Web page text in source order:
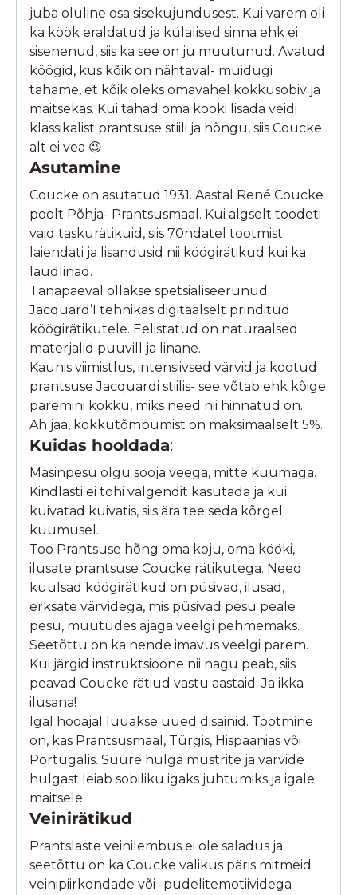
juba oluline osa sisekujundusest. Kui varem oli
ka köök eraldatud ja külalised sinna ehk ei
sisenenud, siis ka see on ju muutunud. Avatud
köögid, kus kõik on nähtaval- muidugi
tahame, et kõik oleks omavahel kokkusobiv ja
maitsekas. Kui tahad oma kööki lisada veidi
klassikalist prantsuse stiili ja hõngu, siis Coucke
alt ei vea 😉
Asutamine
Coucke on asutatud 1931. Aastal René Coucke
poolt Põhja- Prantsusmaal. Kui algselt toodeti
vaid taskurätikuid, siis 70ndatel tootmist
laiendati ja lisandusid nii köögirätikud kui ka
laudlinad.
Tänapäeval ollakse spetsialiseerunud
Jacquard’I tehnikas digitaalselt prinditud
köögirätikutele. Eelistatud on naturaalsed
materjalid puuvill ja linane.
Kaunis viimistlus, intensiivsed värvid ja kootud
prantsuse Jacquardi stiilis- see võtab ehk kõige
paremini kokku, miks need nii hinnatud on.
Ah jaa, kokkutõmbumist on maksimaalselt 5%.
Kuidas hooldada:
Masinpesu olgu sooja veega, mitte kuumaga.
Kindlasti ei tohi valgendit kasutada ja kui
kuivatad kuivatis, siis ära tee seda kõrgel
kuumusel.
Too Prantsuse hõng oma koju, oma kööki,
ilusate prantsuse Coucke rätikutega. Need
kuulsad köögirätikud on püsivad, ilusad,
erksate värvidega, mis püsivad pesu peale
pesu, muutudes ajaga veelgi pehmemaks.
Seetõttu on ka nende imavus veelgi parem.
Kui järgid instruktsioone nii nagu peab, siis
peavad Coucke rätiud vastu aastaid. Ja ikka
ilusana!
Igal hooajal luuakse uued disainid. Tootmine
on, kas Prantsusmaal, Türgis, Hispaanias või
Portugalis. Suure hulga mustrite ja värvide
hulgast leiab sobiliku igaks juhtumiks ja igale
maitsele.
Veinirätikud
Prantslaste veinilembus ei ole saladus ja
seetõttu on ka Coucke valikus päris mitmeid
veinipiirkondade või -pudelitemotiividega